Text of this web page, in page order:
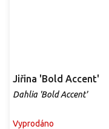
Jiřina 'Bold Accent'
Dahlia 'Bold Accent'
Vyprodáno